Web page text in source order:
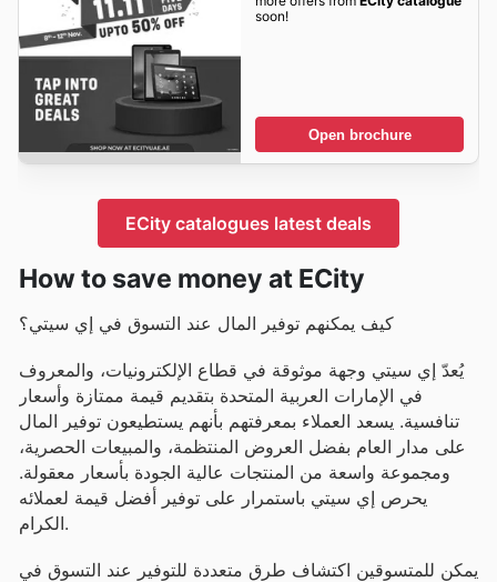
soon!
Open brochure
ECity catalogues latest deals
How to save money at ECity
كيف يمكنهم توفير المال عند التسوق في إي سيتي؟
يُعدّ إي سيتي وجهة موثوقة في قطاع الإلكترونيات، والمعروف
في الإمارات العربية المتحدة بتقديم قيمة ممتازة وأسعار
تنافسية. يسعد العملاء بمعرفتهم بأنهم يستطيعون توفير المال
على مدار العام بفضل العروض المنتظمة، والمبيعات الحصرية،
ومجموعة واسعة من المنتجات عالية الجودة بأسعار معقولة.
يحرص إي سيتي باستمرار على توفير أفضل قيمة لعملائه
الكرام.
يمكن للمتسوقين اكتشاف طرق متعددة للتوفير عند التسوق في